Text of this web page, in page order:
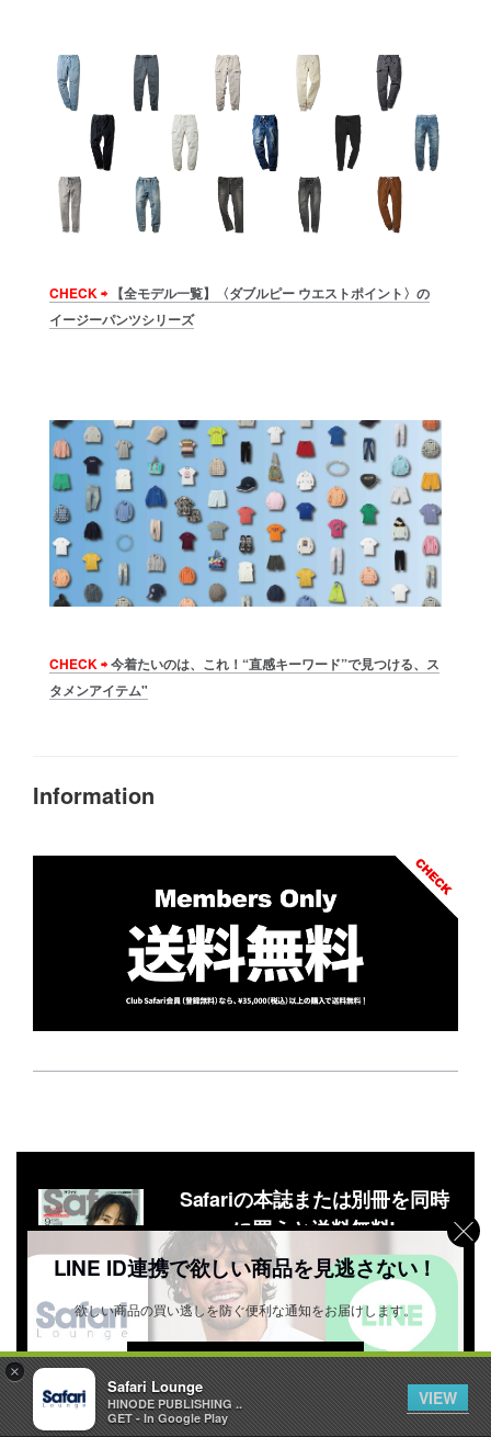
×
Safari Lounge
HINODE PUBLISHING ..
GET - In Google Play
VIEW
CHECK ⇨ 【全モデル一覧】〈ダブルピー ウエストポイント〉の
イージーパンツシリーズ
CHECK ⇨今着たいのは、これ！“直感キーワード”で見つける、ス
タメンアイテム"
Information
Safariの本誌または別冊を同時
に買うと送料無料!
雑誌一覧を見る
LINE ID連携で欲しい商品を見逃さない！
欲しい商品の買い逃しを防ぐ便利な通知をお届けします。
詳しくはこちら ＞
1 お気に入り記事に追加